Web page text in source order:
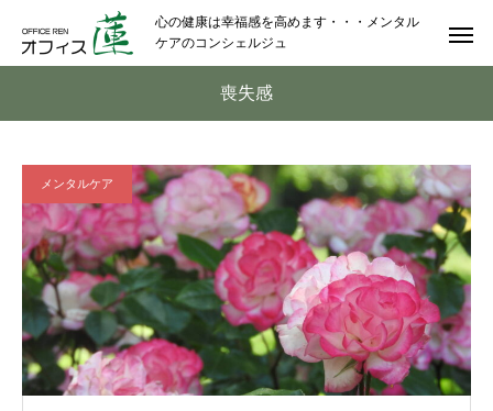
心の健康は幸福感を高めます・・・メンタル
ケアのコンシェルジュ
喪失感
メンタルケア